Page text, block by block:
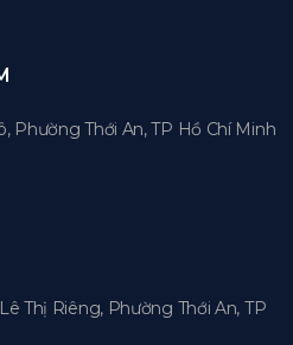
Phường Thới An, TP Hồ Chí Minh
Thị Riêng, Phường Thới An, TP